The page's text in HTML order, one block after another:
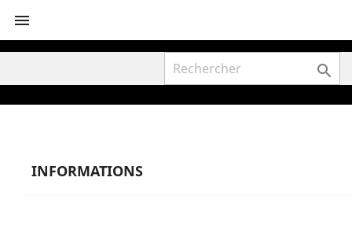


INFORMATIONS